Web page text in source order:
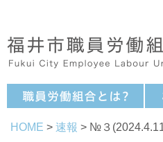
HOME > 速報 > №３